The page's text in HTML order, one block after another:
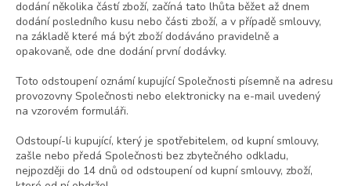
dodání několika částí zboží, začíná tato lhůta běžet až dnem
dodání posledního kusu nebo části zboží, a v případě smlouvy,
na základě které má být zboží dodáváno pravidelně a
opakovaně, ode dne dodání první dodávky.
Toto odstoupení oznámí kupující Společnosti písemně na adresu
provozovny Společnosti nebo elektronicky na e-mail uvedený
na vzorovém formuláři.
Odstoupí-li kupující, který je spotřebitelem, od kupní smlouvy,
zašle nebo předá Společnosti bez zbytečného odkladu,
nejpozději do 14 dnů od odstoupení od kupní smlouvy, zboží,